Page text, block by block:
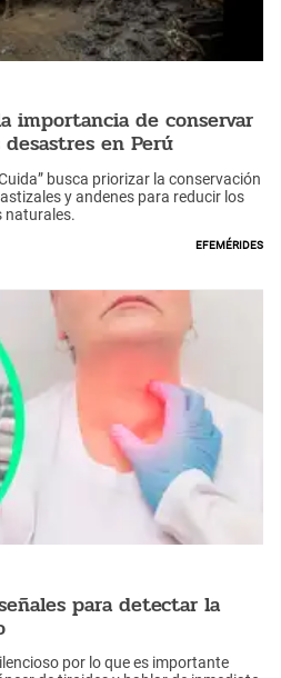
importancia de conservar
en Perú
busca priorizar la conservación
y andenes para reducir los
naturales.
Efemérides
para detectar la
por lo que es importante